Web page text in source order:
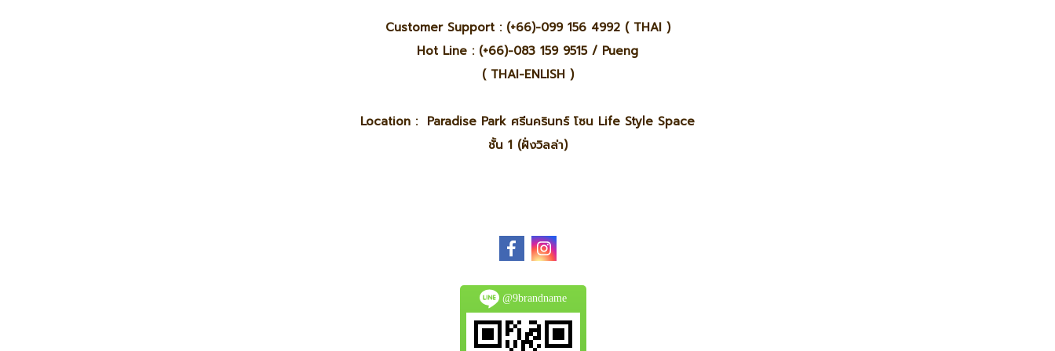
Customer Support : (+66)-099 156 4992 ( THAI )
Hot Line : (+66)-083 159 9515 / Pueng
( THAI-ENLISH )
Location : Paradise Park ศรีนครินทร์ โซน Life Style Space
ชั้น 1 (ฝั่งวิลล่า)
@9brandname